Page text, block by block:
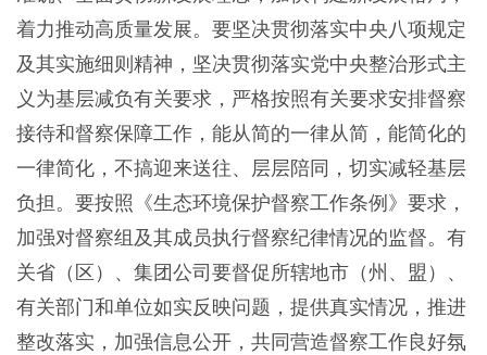
着力推动高质量发展。要坚决贯彻落实中央八项规定
及其实施细则精神，坚决贯彻落实党中央整治形式主
义为基层减负有关要求，严格按照有关要求安排督察
接待和督察保障工作，能从简的一律从简，能简化的
一律简化，不搞迎来送往、层层陪同，切实减轻基层
负担。要按照《生态环境保护督察工作条例》要求，
加强对督察组及其成员执行督察纪律情况的监督。有
关省（区）、集团公司要督促所辖地市（州、盟）、
有关部门和单位如实反映问题，提供真实情况，推进
整改落实，加强信息公开，共同营造督察工作良好氛